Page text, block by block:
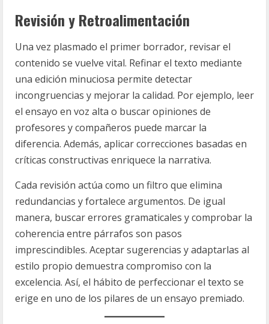
Revisión y Retroalimentación
Una vez plasmado el primer borrador, revisar el
contenido se vuelve vital. Refinar el texto mediante
una edición minuciosa permite detectar
incongruencias y mejorar la calidad. Por ejemplo, leer
el ensayo en voz alta o buscar opiniones de
profesores y compañeros puede marcar la
diferencia. Además, aplicar correcciones basadas en
críticas constructivas enriquece la narrativa.
Cada revisión actúa como un filtro que elimina
redundancias y fortalece argumentos. De igual
manera, buscar errores gramaticales y comprobar la
coherencia entre párrafos son pasos
imprescindibles. Aceptar sugerencias y adaptarlas al
estilo propio demuestra compromiso con la
excelencia. Así, el hábito de perfeccionar el texto se
erige en uno de los pilares de un ensayo premiado.